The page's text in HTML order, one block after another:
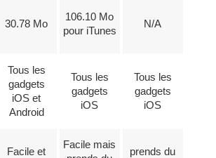
30.78 Mo
106.10 Mo
pour iTunes
N/A
Tous les
gadgets
iOS et
Android
Tous les
gadgets
iOS
Tous les
gadgets
iOS
Facile et
Facile mais
prends du